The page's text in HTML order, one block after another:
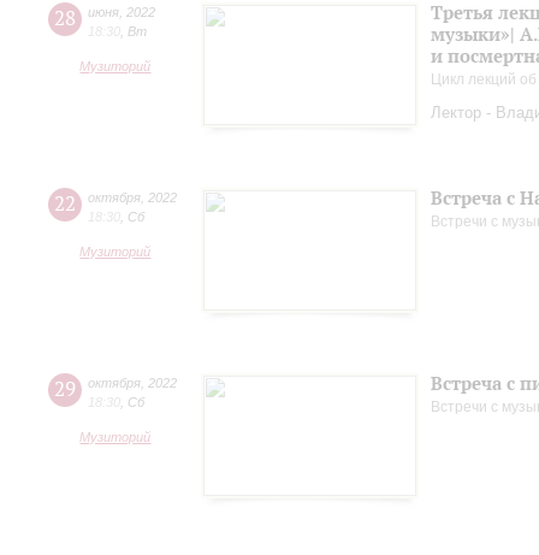
28 июня 2022
18:30 Вт
Музиторий
Третья
музыки»|
и
Цикл лекций
Лектор -
22 октября 2022
18:30 Сб
Музиторий
Встреча с
Встречи с
29 октября 2022
18:30 Сб
Музиторий
Встреча с
Встречи с